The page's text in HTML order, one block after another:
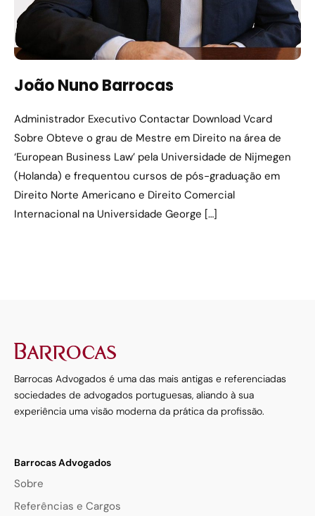
João Nuno Barrocas
Administrador Executivo Contactar Download Vcard
Sobre Obteve o grau de Mestre em Direito na área de
‘European Business Law’ pela Universidade de Nijmegen
(Holanda) e frequentou cursos de pós-graduação em
Direito Norte Americano e Direito Comercial
Internacional na Universidade George […]
Barrocas Advogados é uma das mais antigas e referenciadas
sociedades de advogados portuguesas, aliando à sua
experiência uma visão moderna da prática da profissão.
Barrocas Advogados
Sobre
Referências e Cargos